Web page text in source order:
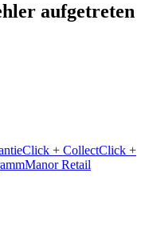
aufgetreten
Click + CollectClick +
Manor Retail